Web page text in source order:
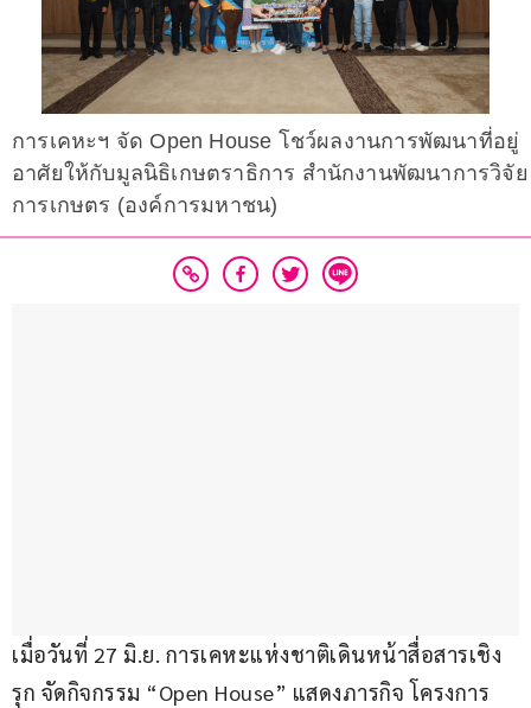
การเคหะฯ จัด Open House โชว์ผลงานการพัฒนาที่อยู่
อาศัยให้กับมูลนิธิเกษตราธิการ สำนักงานพัฒนาการวิจัย
การเกษตร (องค์การมหาชน)
เมื่อวันที่ 27 มิ.ย. การเคหะแห่งชาติเดินหน้าสื่อสารเชิง
รุก จัดกิจกรรม “Open House” แสดงภารกิจ โครงการ